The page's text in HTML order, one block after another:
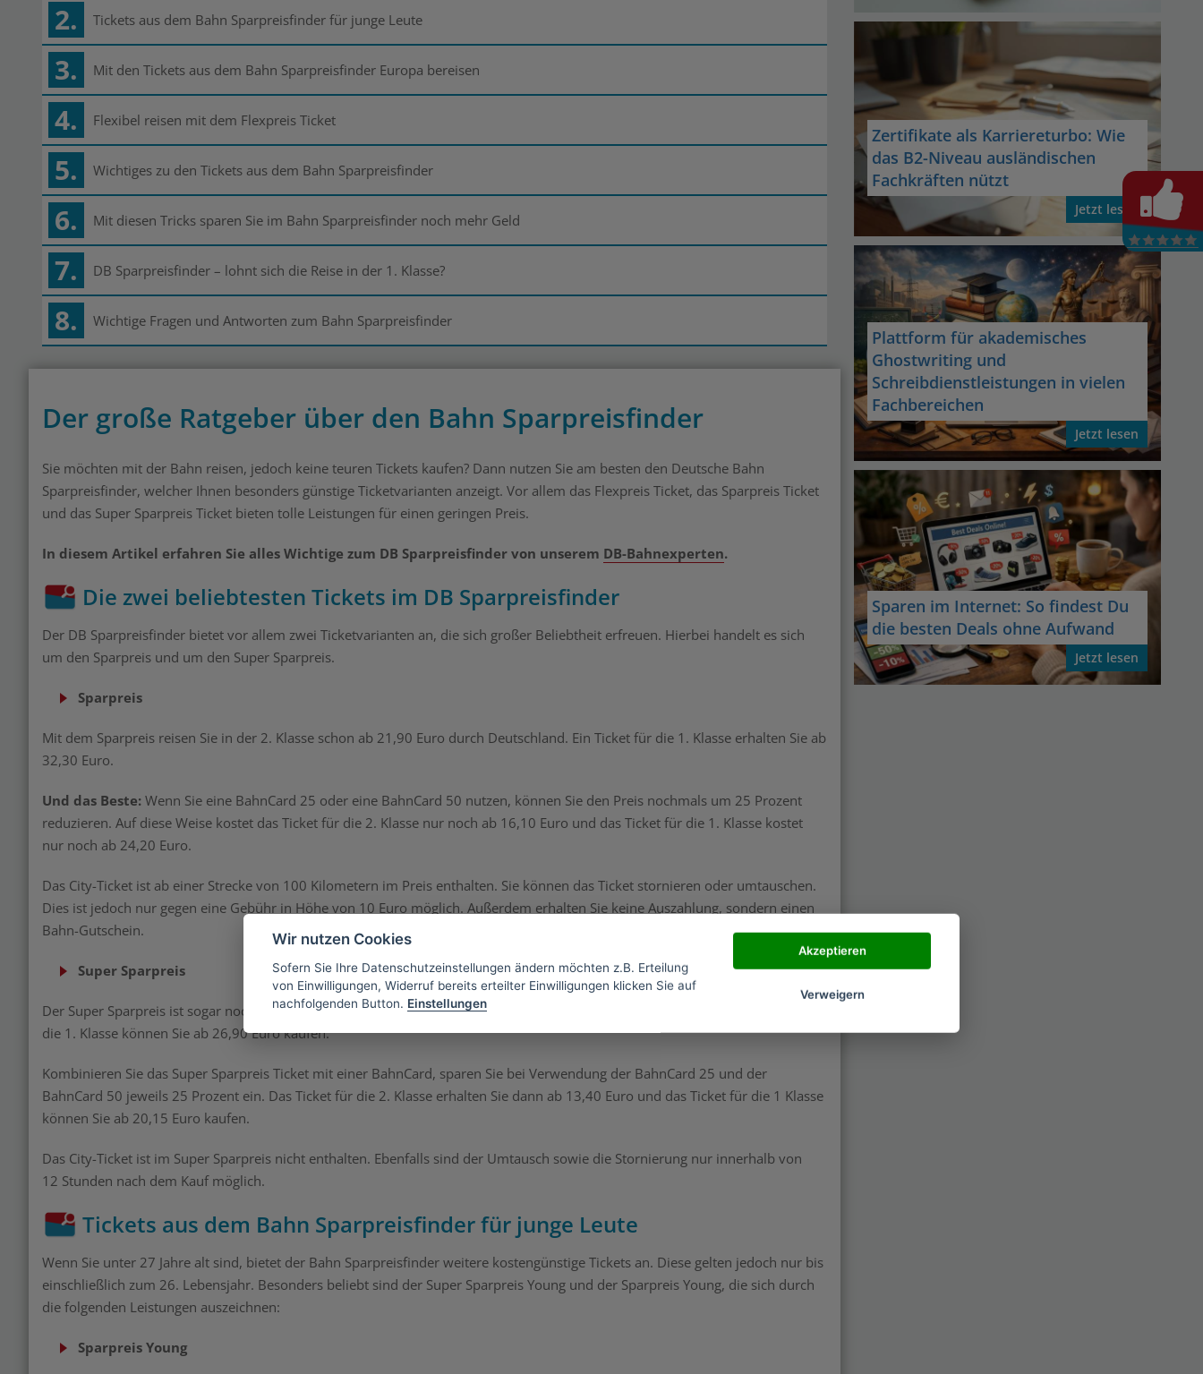
2. Tickets aus dem Bahn Sparpreisfinder für junge Leute
3. Mit den Tickets aus dem Bahn Sparpreisfinder Europa bereisen
4. Flexibel reisen mit dem Flexpreis Ticket
5. Wichtiges zu den Tickets aus dem Bahn Sparpreisfinder
6. Mit diesen Tricks sparen Sie im Bahn Sparpreisfinder noch mehr Geld
7. DB Sparpreisfinder – lohnt sich die Reise in der 1. Klasse?
8. Wichtige Fragen und Antworten zum Bahn Sparpreisfinder
Der große Ratgeber über den Bahn Sparpreisfinder
Sie möchten mit der Bahn reisen, jedoch keine teuren Tickets kaufen? Dann nutzen Sie am besten den Deutsche Bahn
Sparpreisfinder, welcher Ihnen besonders günstige Ticketvarianten anzeigt. Vor allem das Flexpreis Ticket, das Sparpreis Ticket
und das Super Sparpreis Ticket bieten tolle Leistungen für einen geringen Preis.
In diesem Artikel erfahren Sie alles Wichtige zum DB Sparpreisfinder von unserem DB-Bahnexperten.
Die zwei beliebtesten Tickets im DB Sparpreisfinder
Der DB Sparpreisfinder bietet vor allem zwei Ticketvarianten an, die sich großer Beliebtheit erfreuen. Hierbei handelt es sich
um den Sparpreis und um den Super Sparpreis.
Sparpreis
Mit dem Sparpreis reisen Sie in der 2. Klasse schon ab 21,90 Euro durch Deutschland. Ein Ticket für die 1. Klasse erhalten Sie ab
32,30 Euro.
Und das Beste: Wenn Sie eine BahnCard 25 oder eine BahnCard 50 nutzen, können Sie den Preis nochmals um 25 Prozent
reduzieren. Auf diese Weise kostet das Ticket für die 2. Klasse nur noch ab 16,10 Euro und das Ticket für die 1. Klasse kostet
nur noch ab 24,20 Euro.
Das City-Ticket ist ab einer Strecke von 100 Kilometern im Preis enthalten. Sie können das Ticket stornieren oder umtauschen.
Dies ist jedoch nur gegen eine Gebühr in Höhe von 10 Euro möglich. Außerdem erhalten Sie keine Auszahlung, sondern einen
Bahn-Gutschein.
Super Sparpreis
Der Super Sparpreis ist sogar noch günstiger. Sie erhalten das Ticket für die 2. Klasse bereits ab 17,90 Euro und ein Ticket für
die 1. Klasse können Sie ab 26,90 Euro kaufen.
Kombinieren Sie das Super Sparpreis Ticket mit einer BahnCard, sparen Sie bei Verwendung der BahnCard 25 und der
BahnCard 50 jeweils 25 Prozent ein. Das Ticket für die 2. Klasse erhalten Sie dann ab 13,40 Euro und das Ticket für die 1 Klasse
können Sie ab 20,15 Euro kaufen.
Das City-Ticket ist im Super Sparpreis nicht enthalten. Ebenfalls sind der Umtausch sowie die Stornierung nur innerhalb von
12 Stunden nach dem Kauf möglich.
Tickets aus dem Bahn Sparpreisfinder für junge Leute
Wenn Sie unter 27 Jahre alt sind, bietet der Bahn Sparpreisfinder weitere kostengünstige Tickets an. Diese gelten jedoch nur bis
einschließlich zum 26. Lebensjahr. Besonders beliebt sind der Super Sparpreis Young und der Sparpreis Young, die sich durch
die folgenden Leistungen auszeichnen:
Sparpreis Young
Zertifikate als Karriereturbo: Wie
das B2-Niveau ausländischen
Fachkräften nützt
Jetzt lesen
Plattform für akademisches
Ghostwriting und
Schreibdienstleistungen in vielen
Fachbereichen
Jetzt lesen
Sparen im Internet: So findest Du
die besten Deals ohne Aufwand
Jetzt lesen
Wir nutzen Cookies
Sofern Sie Ihre Datenschutzeinstellungen ändern möchten z.B. Erteilung
von Einwilligungen, Widerruf bereits erteilter Einwilligungen klicken Sie auf
nachfolgenden Button. Einstellungen
Akzeptieren
Verweigern